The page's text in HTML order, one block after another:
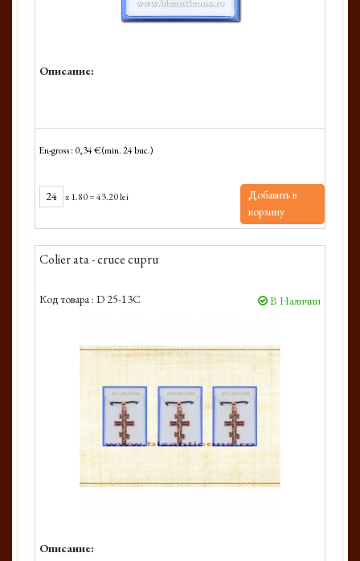
Описание:
En-gross : 0,34 € (min. 24 buc.)
x1.80=43.20 lei
Добавить в
корзину
Colier ata - cruce cupru
Код товара : D 25-13C В Наличии
Описание: